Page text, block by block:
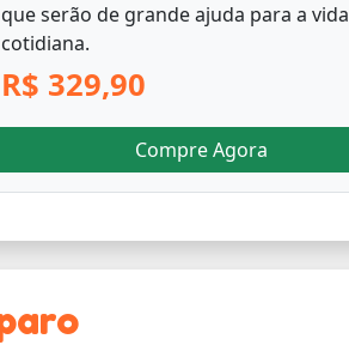
que serão de grande ajuda para a vida
cotidiana.
R$ 329,90
Compre Agora